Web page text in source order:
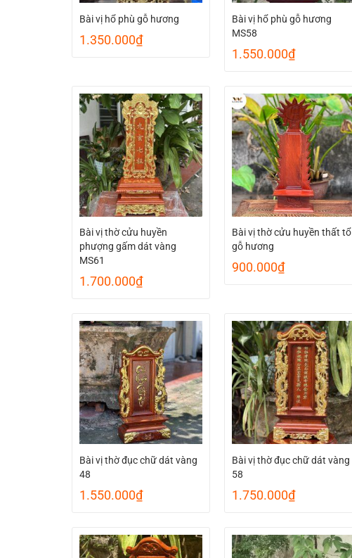
Bài vị hổ phù gỗ hương
1.350.000₫
Bài vị hổ phù gỗ hương
MS58
1.550.000₫
Bài vị thờ cửu huyền
phượng gấm dát vàng
MS61
1.700.000₫
Bài vị thờ cửu huyền thất tổ
gỗ hương
900.000₫
Bài vị thờ đục chữ dát vàng
48
1.550.000₫
Bài vị thờ đục chữ dát vàng
58
1.750.000₫